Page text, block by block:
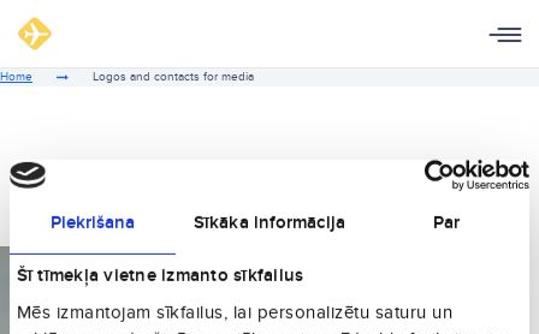
Piekrišana Sīkāka informācija Par
Šī tīmekļa vietne izmanto sīkfailus
Mēs izmantojam sīkfailus, lai personalizētu saturu un
Home Logos and contacts for media